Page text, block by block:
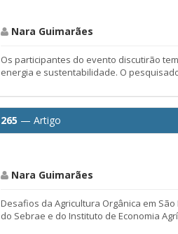
Nara Guimarães
Os participantes do evento discutirão
energia e sustentabilidade. O
265 — Artigo
Nara Guimarães
Desafios da Agricultura Orgânica em
do Sebrae e do Instituto de Economia